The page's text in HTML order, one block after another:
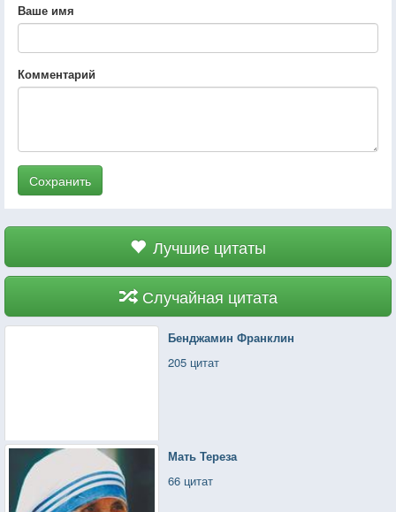
Ваше имя
Комментарий
Сохранить
Лучшие цитаты
Случайная цитата
Бенджамин Франклин
205 цитат
Мать Тереза
66 цитат